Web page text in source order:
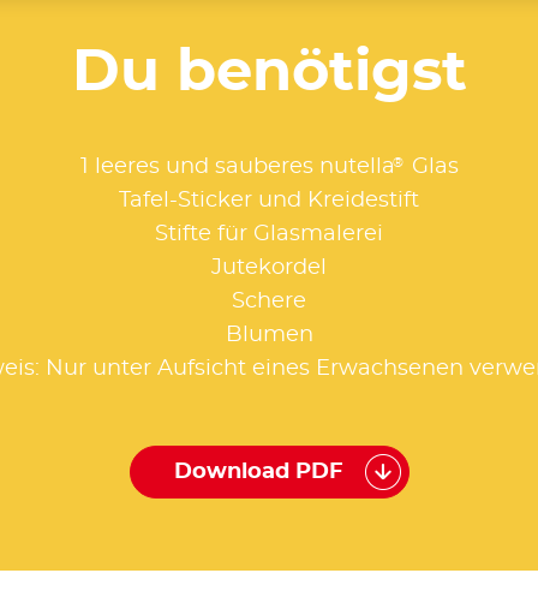
Du benötigst
1 leeres und sauberes nutella®
Glas
Tafel-Sticker und Kreidestift
Stifte für Glasmalerei
Jutekordel
Schere
Blumen
Nur unter Aufsicht eines Erwachsenen
Download PDF